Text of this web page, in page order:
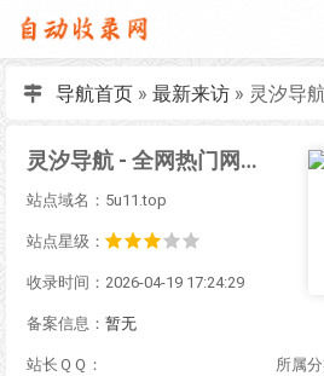
导航首页» 最新来访»
灵汐导航 - 全网热门网站软件工具资源整合站
站点域名：5u11.top
站点星级：
收录时间：2026-04-19 17:24:29
备案信息： 暂无
站长ＱＱ： 所属分